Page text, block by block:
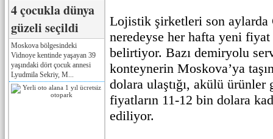
4 çocukla dünya
güzeli seçildi
Moskova bölgesindeki
Vidnoye kentinde yaşayan 39
yaşındaki dört çocuk annesi
Lyudmila Sekriy, M...
Lojistik şirketleri son aylarda
neredeyse her hafta yeni fiyat
belirtiyor. Bazı demiryolu
konteynerin Moskova’ya
dolara ulaştığı, akülü
fiyatların 11-12 bin dolara
ediliyor.